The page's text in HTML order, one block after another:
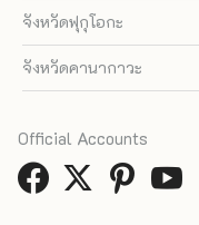
จังหวัดฟุกุโอกะ
จังหวัดคานากาวะ
Official Accounts